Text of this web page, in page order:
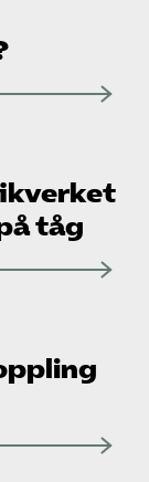
tåg